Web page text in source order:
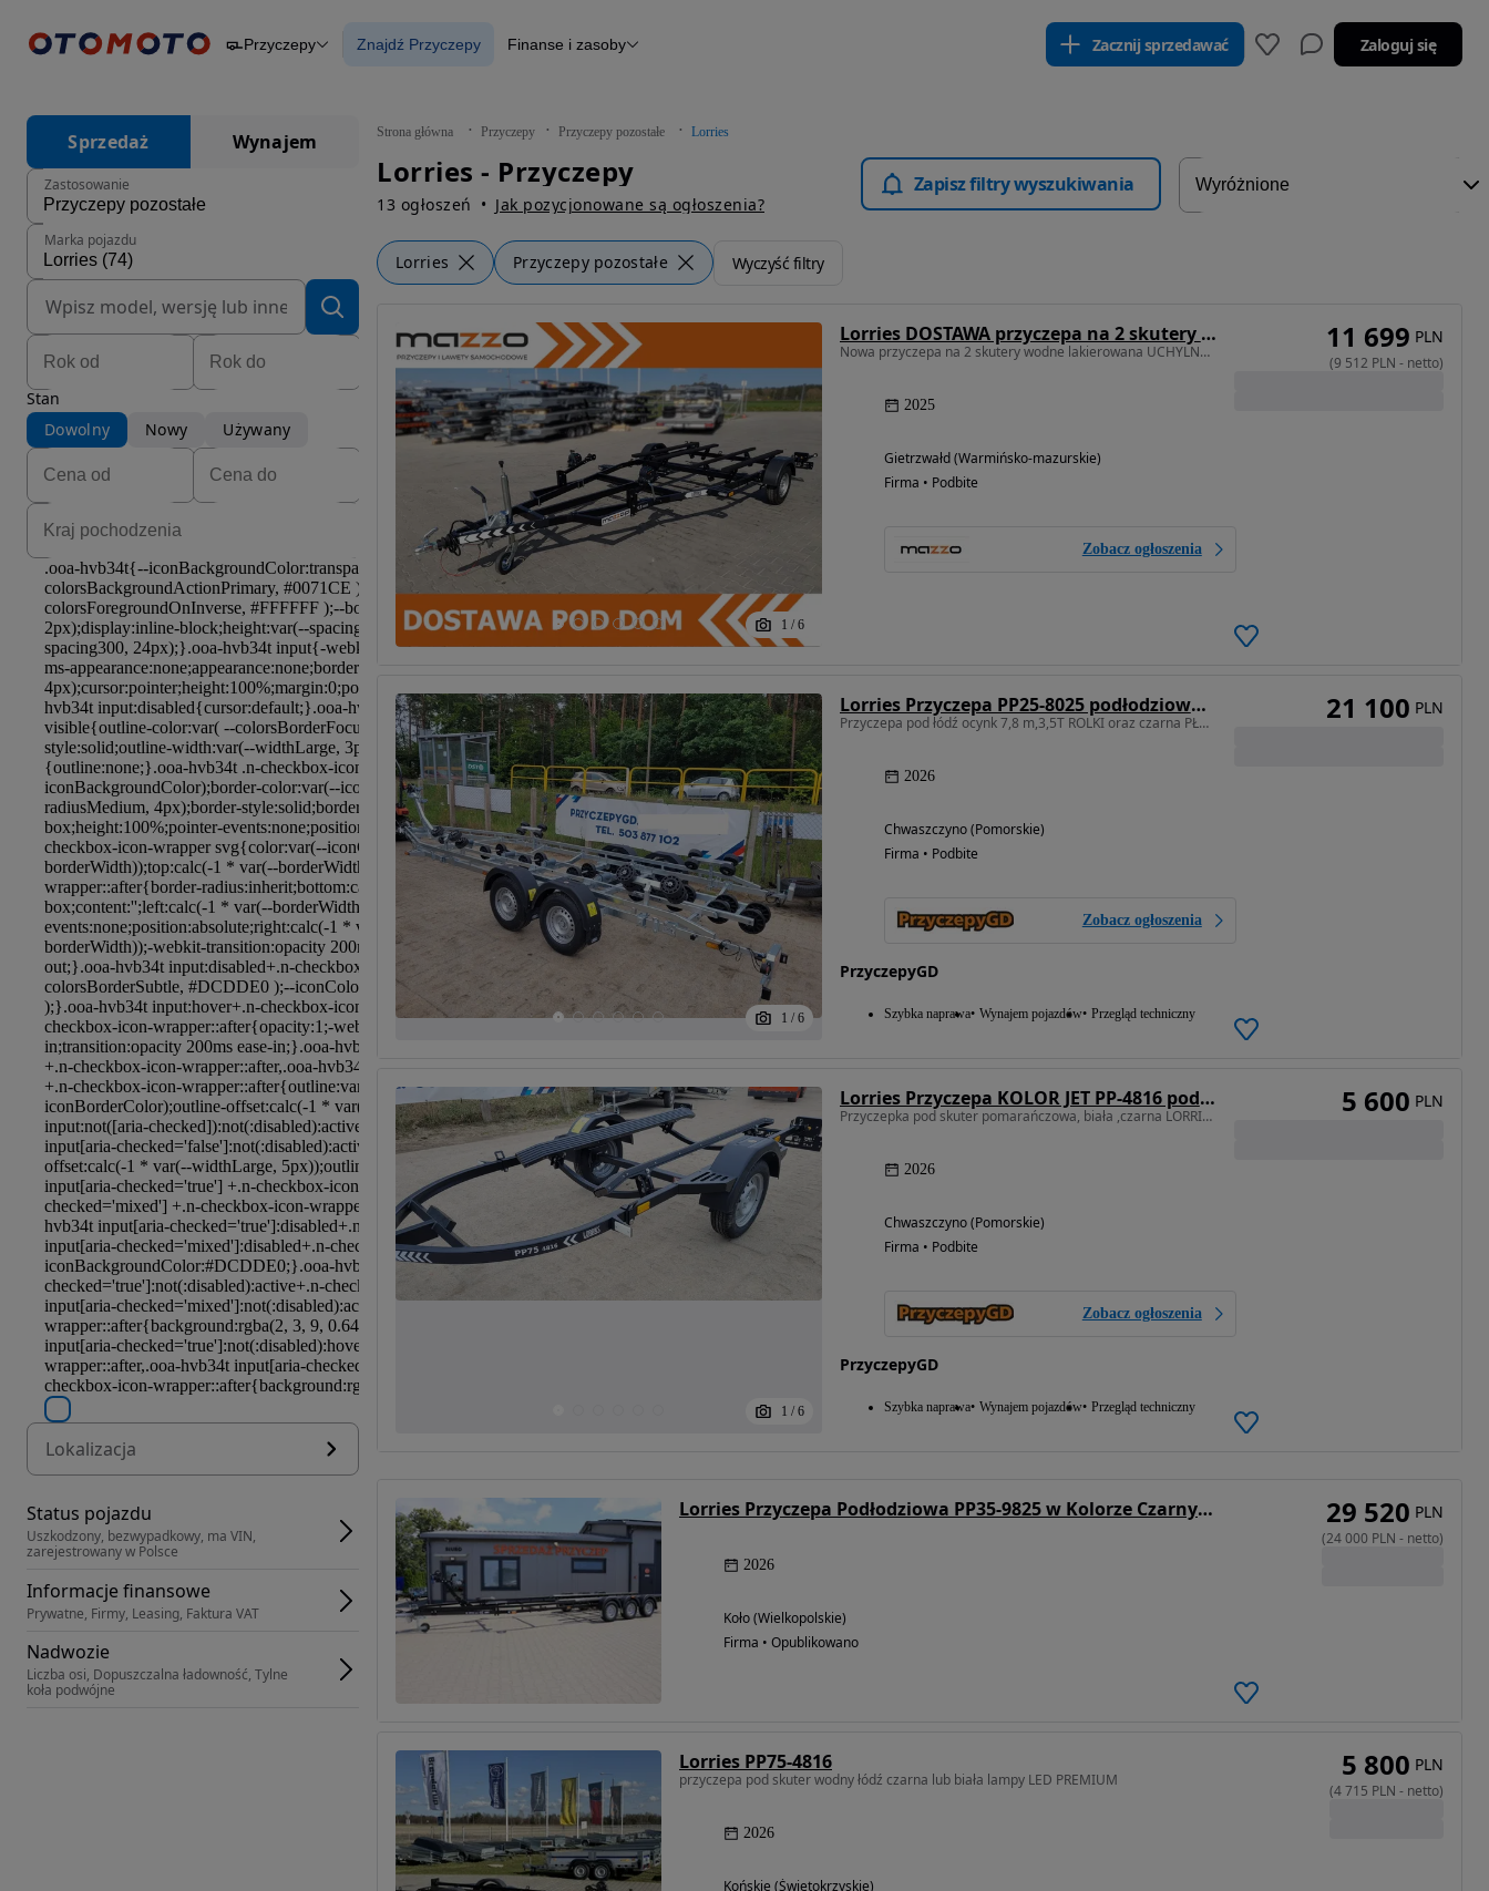
Osobowe
Przyczepy
Przyczepy Znajdź Przyczepy Finanse i zasoby Zacznij sprzedawać Zaloguj się
Strona główna Przyczepy Przyczepy pozostałe Lorries
Lorries - Przyczepy
13 ogłoszeń Jak pozycjonowane są ogłoszenia?
Zapisz filtry wyszukiwania
Lorries Przyczepy pozostałe Wyczyść filtry
Sprzedaż Wynajem
Zastosowanie
Marka pojazdu
Stan
Dowolny
Nowy Używany
Lokalizacja
Status pojazdu
Uszkodzony, bezwypadkowy, ma VIN,
zarejestrowany w Polsce
Informacje finansowe
Prywatne, Firmy, Leasing, Faktura VAT
Nadwozie
Liczba osi, Dopuszczalna ładowność, Tylne
koła podwójne
1 / 6
Lorries DOSTAWA przyczepa na 2 skutery wodne DMC1300kg LAMPY LED lakierowana z płozami, wodoodporne łożyska
Nowa przyczepa na 2 skutery wodne lakierowana UCHYLNE LAMPY hamowana
2025
Gietrzwałd (Warmińsko-mazurskie)
Firma • Podbite
Zobacz ogłoszenia
11 699 PLN
(9 512 PLN - netto)
1 / 6
Lorries Przyczepa PP25-8025 podłodziowa 2,5T LEDY ROLKI LUB PŁOZY
Przyczepa pod łódź ocynk 7,8 m,3,5T ROLKI oraz czarna PŁOZY
2026
Chwaszczyno (Pomorskie)
Firma • Podbite
Zobacz ogłoszenia
PrzyczepyGD
Szybka naprawa Wynajem pojazdów Przegląd techniczny
21 100 PLN
1 / 6
Lorries Przyczepa KOLOR JET PP-4816 pod skuter wodny odchylane światła LED lekka
Przyczepka pod skuter pomarańczowa, biała ,czarna LORRIES, BENDERUP
2026
Chwaszczyno (Pomorskie)
Firma • Podbite
Zobacz ogłoszenia
PrzyczepyGD
Szybka naprawa Wynajem pojazdów Przegląd techniczny
5 600 PLN
Lorries Przyczepa Podłodziowa PP35-9825 w Kolorze Czarnym Do Łodzi Max 9.8 M DMC 3500 kg Tylne Lampy LED
2026
Koło (Wielkopolskie)
Firma • Opublikowano
29 520 PLN
(24 000 PLN - netto)
Lorries PP75-4816
przyczepa pod skuter wodny łódź czarna lub biała lampy LED PREMIUM
2026
Końskie (Świętokrzyskie)
5 800 PLN
(4 715 PLN - netto)